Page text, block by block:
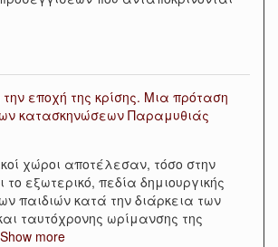
εποχή της κρίσης. Μια πρόταση
κατασκηνώσεων Παραμυθιάς
χώροι αποτέλεσαν, τόσο στην
εξωτερικό, πεδία δημιουργικής
παιδιών κατά την διάρκεια των
ταυτόχρονης ωρίμανσης της
Show more